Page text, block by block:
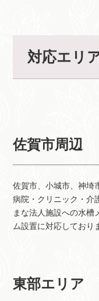
対応エリ
佐賀市周辺
佐賀市、小城市、神埼
病院・クリニック・介
まな法人施設への水槽
ム設置に対応しており
東部エリア